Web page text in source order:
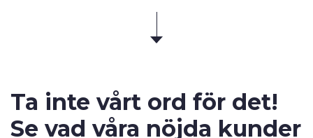
Ta inte vårt ord för det!
Se vad våra nöjda kunder